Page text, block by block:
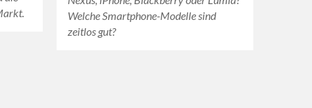
Welche Smartphone-Modelle sind
zeitlos gut?